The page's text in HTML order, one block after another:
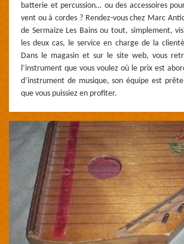
batterie et percussion… ou des accessoires
vent ou à cordes ? Rendez-vous chez Marc
de Sermaize Les Bains ou tout, simplement,
les deux cas, le service en charge de la
Dans le magasin et sur le site web, vous
l’instrument que vous voulez où le prix est
d’instrument de musique, son équipe est
que vous puissiez en profiter.